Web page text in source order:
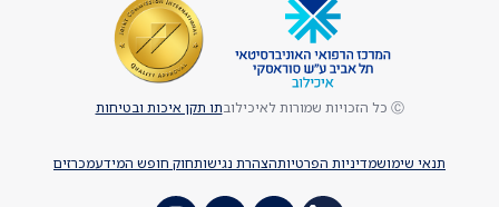
תנאי שימושמדיניות הפרטיותהצהרת נגישותחוק חופש המידעמכרזים
Ⓒ כל הזכויות שמורות לאיכילוב תו תקן איכות ובטיחות